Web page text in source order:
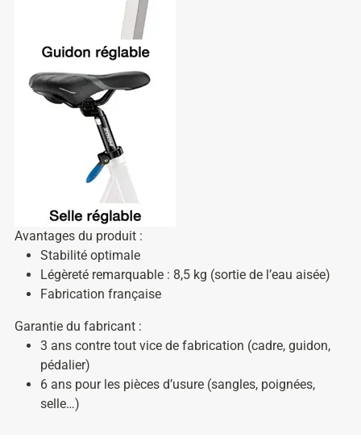
Avantages du produit :
Stabilité optimale
Légèreté remarquable : 8,5 kg (sortie de l’eau aisée)
Fabrication française
Garantie du fabricant :
3 ans contre tout vice de fabrication (cadre, guidon,
pédalier)
6 ans pour les pièces d’usure (sangles, poignées,
selle…)